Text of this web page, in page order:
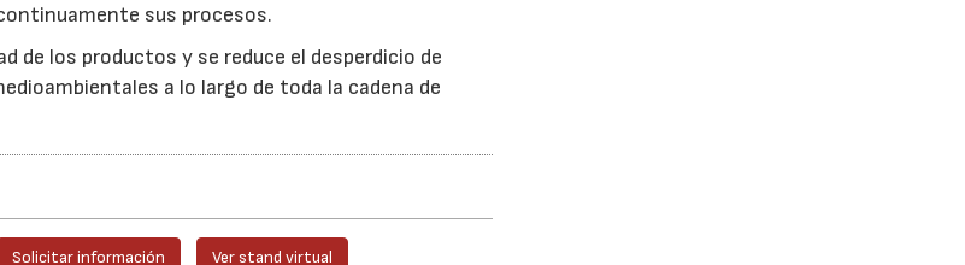
sus procesos.
de los productos y se reduce el desperdicio de
a lo largo de toda la cadena de
Solicitar información Ver stand virtual